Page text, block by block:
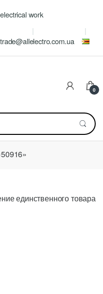
work
0
единственного товара